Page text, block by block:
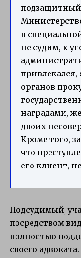
подзащитный
в
не судим, к
привлекался,
органов
наградами,
двоих
Кроме того,
что
его клиент,
Подсудимый,
посредством
полностью
своего адвоката.